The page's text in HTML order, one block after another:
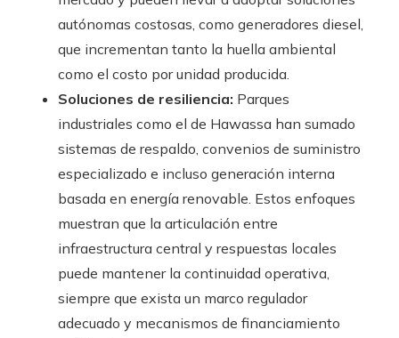
autónomas costosas, como generadores diesel,
que incrementan tanto la huella ambiental
como el costo por unidad producida.
Soluciones de resiliencia: Parques
industriales como el de Hawassa han sumado
sistemas de respaldo, convenios de suministro
especializado e incluso generación interna
basada en energía renovable. Estos enfoques
muestran que la articulación entre
infraestructura central y respuestas locales
puede mantener la continuidad operativa,
siempre que exista un marco regulador
adecuado y mecanismos de financiamiento